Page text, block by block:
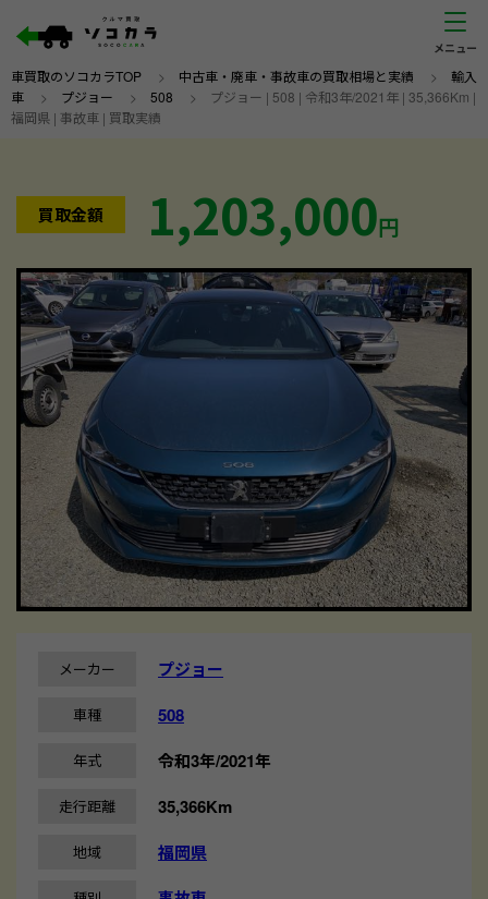
車買取のソコカラTOP > 中古車・廃車・事故車の買取相場と実績 > 輸入
車 > プジョー > 508 > プジョー | 508 | 令和3年/2021年 | 35,366Km |
福岡県 | 事故車 | 買取実績
買取金額 1,203,000円
メーカー プジョー
車種 508
年式 令和3年/2021年
走行距離 35,366Km
地域 福岡県